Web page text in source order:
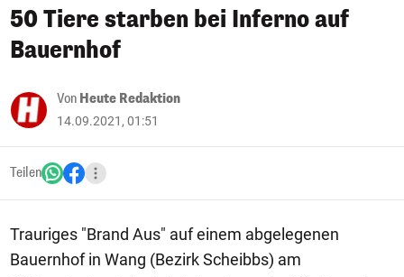
50 Tiere starben bei Inferno auf
Bauernhof
Von Heute Redaktion
14.09.2021, 01:51
Teilen
Trauriges "Brand Aus" auf einem abgelegenen
Bauernhof in Wang (Bezirk Scheibbs) am